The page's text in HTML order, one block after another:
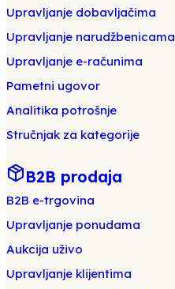
Upravljanje dobavljačima
Upravljanje narudžbenicama
Upravljanje e-računima
Pametni ugovor
Analitika potrošnje
Stručnjak za kategorije
B2B prodaja
B2B e-trgovina
Upravljanje ponudama
Aukcija uživo
Upravljanje klijentima